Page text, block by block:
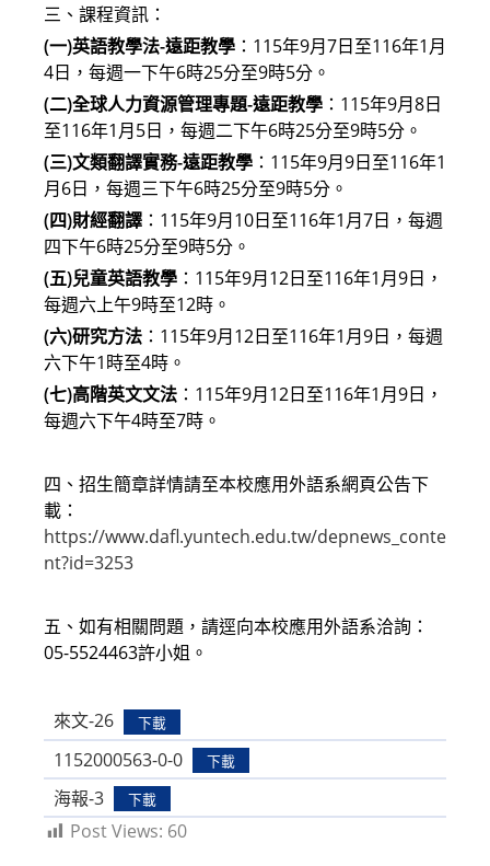
三、課程資訊：
(一)英語教學法-遠距教學 ：115年9月7日至116年1月
4日，每週一下午6時25分至9時5分。
(二)全球人力資源管理專題-遠距教學 ：115年9月8日
至116年1月5日，每週二下午6時25分至9時5分。
(三)文類翻譯實務-遠距教學 ：115年9月9日至116年1
月6日，每週三下午6時25分至9時5分。
(四)財經翻譯 ：115年9月10日至116年1月7日，每週
四下午6時25分至9時5分。
(五)兒童英語教學 ：115年9月12日至116年1月9日，
每週六上午9時至12時。
(六)研究方法 ：115年9月12日至116年1月9日，每週
六下午1時至4時。
(七)高階英文文法 ：115年9月12日至116年1月9日，
每週六下午4時至7時。
四、招生簡章詳情請至本校應用外語系網頁公告下
載：
https://www.dafl.yuntech.edu.tw/depnews_conte
nt?id=3253
五、如有相關問題，請逕向本校應用外語系洽詢：
05-5524463許小姐。
來文-26 下載
1152000563-0-0 下載
海報-3 下載
Post Views: 60